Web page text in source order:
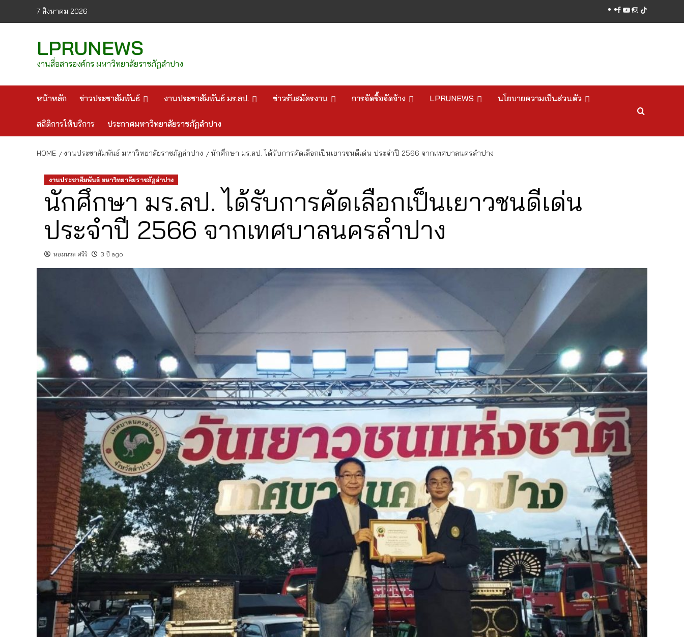
7 สิงหาคม 2026 facebook
youtube
instagram
tiktok
LPRUNEWS
งานสื่อสารองค์กร มหาวิทยาลัยราชภัฏลำปาง
หน้าหลัก ข่าวประชาสัมพันธ์ งานประชาสัมพันธ์ มร.ลป. ข่าวรับสมัครงาน การจัดซื้อจัดจ้าง LPRUNEWS นโยบายความเป็นส่วนตัว
สถิติการให้บริการ ประกาศมหาวิทยาลัยราชภัฏลำปาง
HOME งานประชาสัมพันธ์ มหาวิทยาลัยราชภัฏลำปาง นักศึกษา มร.ลป. ได้รับการคัดเลือกเป็นเยาวชนดีเด่น ประจำปี 2566 จากเทศบาลนครลำปาง
งานประชาสัมพันธ์ มหาวิทยาลัยราชภัฏลำปาง
นักศึกษา มร.ลป. ได้รับการคัดเลือกเป็นเยาวชนดีเด่น
ประจำปี 2566 จากเทศบาลนครลำปาง
หอมนวล ศรีริ 3 ปี ago